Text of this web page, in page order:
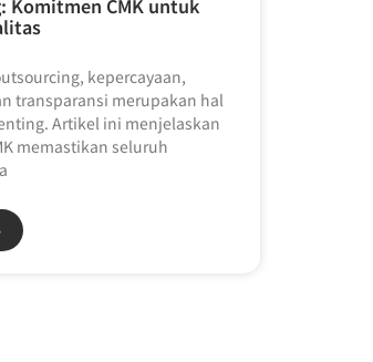
Komitmen CMK untuk
kepercayaan,
transparansi merupakan hal
Artikel ini menjelaskan
memastikan seluruh